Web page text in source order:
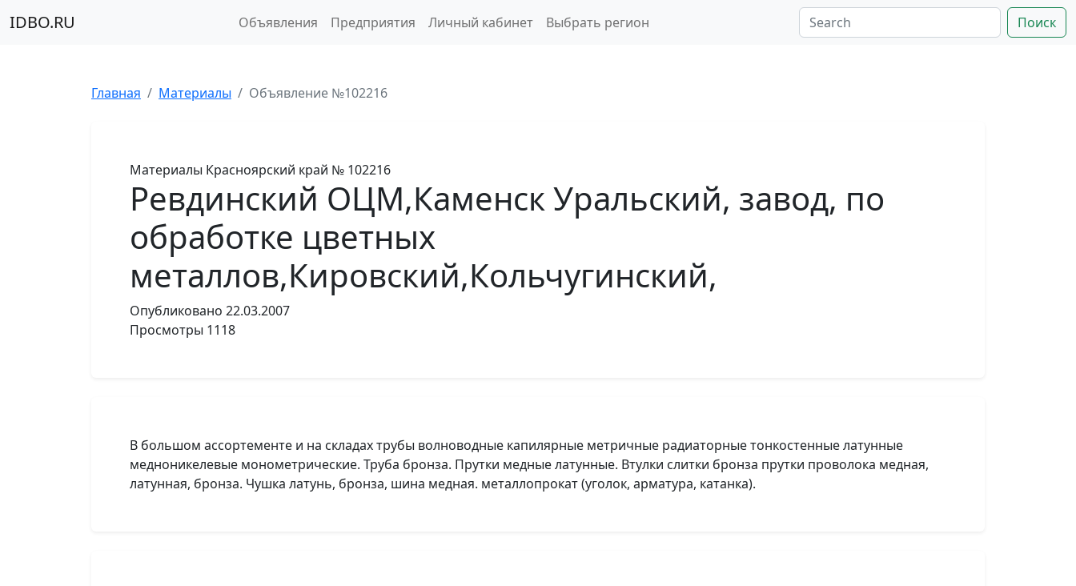
IDBO.RU Объявления Предприятия Личный кабинет Выбрать регион Поиск
Главная Материалы Объявление №102216
Материалы Красноярский край № 102216
Ревдинский ОЦМ,Каменск Уральский, завод, по
обработке цветных
металлов,Кировский,Кольчугинский,
Опубликовано 22.03.2007
Просмотры 1118
В большом ассортементе и на складах трубы волноводные капилярные метричные радиаторные тонкостенные латунные
медноникелевые монометрические. Труба бронза. Прутки медные латунные. Втулки слитки бронза прутки проволока медная,
латунная, бронза. Чушка латунь, бронза, шина медная. металлопрокат (уголок, арматура, катанка).